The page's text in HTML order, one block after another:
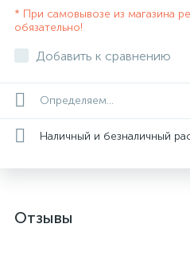
* При самовывозе из магазина
обязательно!
Добавить к сравнению
Определяем...
Наличный и безналичный
Отзывы